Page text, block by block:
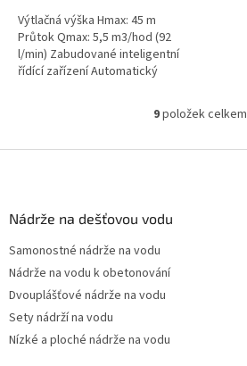
Výtlačná výška Hmax: 45 m
Průtok Qmax: 5,5 m3/hod (92
l/min) Zabudované inteligentní
řídící zařízení Automatický
z nerezové oceli AISI 304...
O
l
9položek celkem
Nádrže na dešťovou vodu
Samonostné nádrže na vodu
Nádrže na vodu k obetonování
Dvouplášťové nádrže na vodu
Sety nádrží na vodu
Nízké a ploché nádrže na vodu